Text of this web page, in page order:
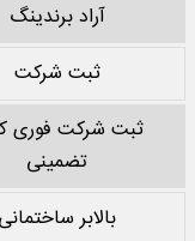
آراد برندینگ
ثبت شرکت
ثبت شرکت فوری
تضمینی
بالابر ساختمانی